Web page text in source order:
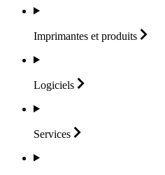
Imprimantes et produits
Logiciels
Services